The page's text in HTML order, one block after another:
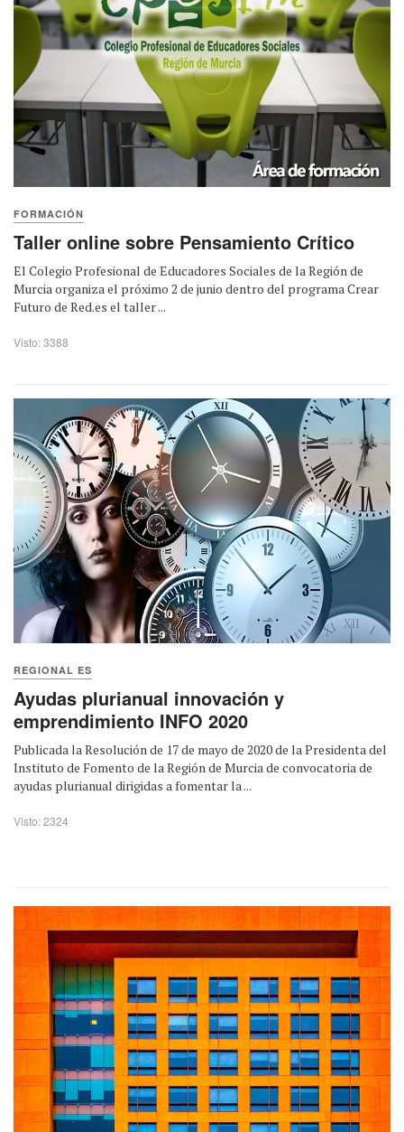
FORMACIÓN
Taller online sobre Pensamiento Crítico
El Colegio Profesional de Educadores Sociales de la Región de
Murcia organiza el próximo 2 de junio dentro del programa Crear
Futuro de Red.es el taller ...
Visto: 3388
REGIONAL ES
Ayudas plurianual innovación y
emprendimiento INFO 2020
Publicada la Resolución de 17 de mayo de 2020 de la Presidenta del
Instituto de Fomento de la Región de Murcia de convocatoria de
ayudas plurianual dirigidas a fomentar la ...
Visto: 2324